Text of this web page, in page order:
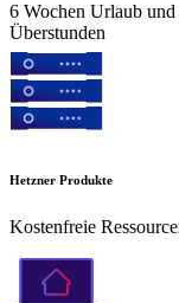
6 Wochen Urlaub
Überstunden
Hetzner Produkte
Kostenfreie